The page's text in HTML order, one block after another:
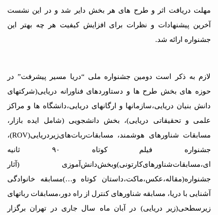
مهلت دریافت اثر و طرح های هر بخش دایر شد و در این نشست
آخرین پیشنهادات و نظرات برای افزایش کیفیت هر چه بهتر این
جشنواره ارائه شد.
لازم به ذکر است دومین جشنواره ملی “دریا مسیر پیشرفت” در
حوزه های بخش طرح ها و دستاوردهای فناورانه دریایی(شرکتهای
دانش بنیان دریایی،سازمانها و ارگانهای دریایی،دانشگاه ها و مراکز
علمی و تحقیقاتی دریایی)، بخش دانشجویی (شامل ایده بازار،
مسابقات شناورهای هوشمند، مسابقات‌ربات‌های‌زیردریایی(ROV)،
جشنواره فیلم کوتاه ۹۰ ثانیه
ای،مسابقات‌شناورهای‌کارتونی)وبخش‌دانش‌آموزی (آثار
جشنواره(مقاله،عکس،ماکت،داستان کوتاه و…)مسابقه خانوادگی
آشنایی با دریا، مسابقه شناورهای کنترل از راه دور،مسابقات رباتهای
زیرسطحی(زیر دریایی) در آبان ماه سال جاری در تهران برگزار